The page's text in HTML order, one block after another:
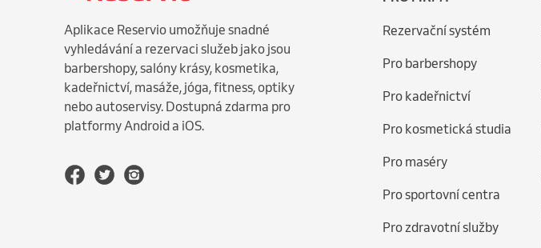
Aplikace Reservio umožňuje snadné
vyhledávání a rezervaci služeb jako jsou
barbershopy, salóny krásy, kosmetika,
kadeřnictví, masáže, jóga, fitness, optiky
nebo autoservisy. Dostupná zdarma pro
platformy Android a iOS.
Rezervační systém
Pro barbershopy
Pro kadeřnictví
Pro kosmetická studia
Pro maséry
Pro sportovní centra
Pro zdravotní služby